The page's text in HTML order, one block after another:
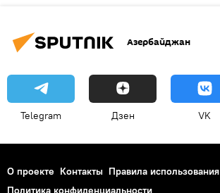
Азербайджан
Telegram Дзен VK
О проекте Контакты Правила использования
Политика конфиденциальности